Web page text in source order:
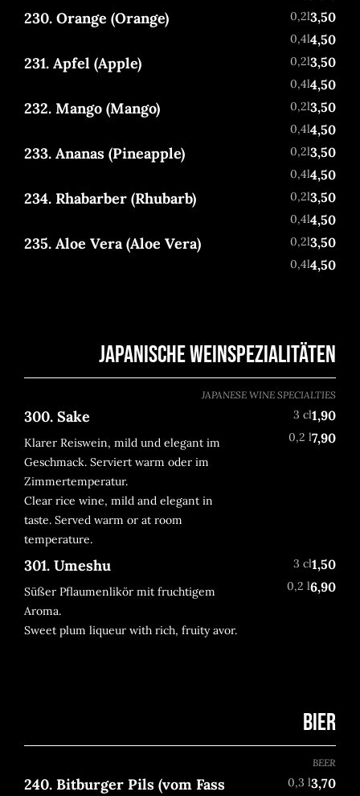
230. Orange (Orange) 0,2l3,50
0,4l4,50
231. Apfel (Apple) 0,2l3,50
0,4l4,50
232. Mango (Mango) 0,2l3,50
0,4l4,50
233. Ananas (Pineapple) 0,2l3,50
0,4l4,50
234. Rhabarber (Rhubarb) 0,2l3,50
0,4l4,50
235. Aloe Vera (Aloe Vera) 0,2l3,50
0,4l4,50
JAPANISCHE WEINSPEZIALITÄTEN
JAPANESE WINE SPECIALTIES
300. Sake
Klarer Reiswein, mild und elegant im
Geschmack. Serviert warm oder im
Zimmertemperatur.
Clear rice wine, mild and elegant in
taste. Served warm or at room
temperature.
3 cl1,90
0,2 l7,90
301. Umeshu
Süßer Pflaumenlikör mit fruchtigem
Aroma.
Sweet plum liqueur with rich, fruity avor.
3 cl1,50
0,2 l6,90
BIER
BEER
240. Bitburger Pils (vom Fass
0,3 l3,70